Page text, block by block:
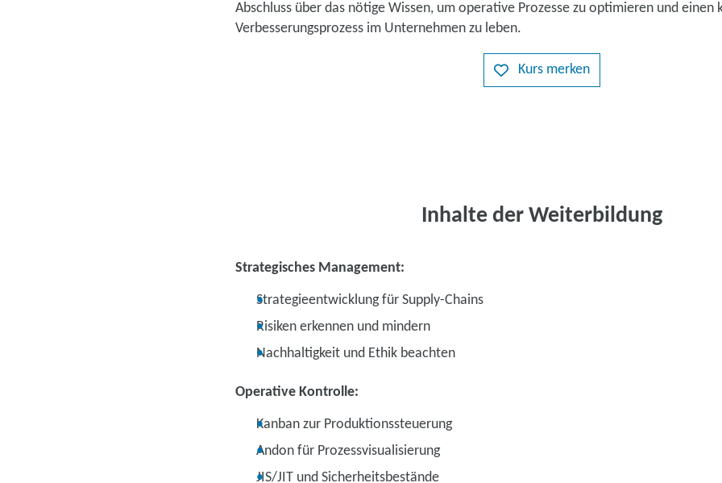
Abschluss über das nötige Wissen, um operative Prozesse zu optimieren und einen
Verbesserungsprozess im Unternehmen zu leben.
Kurs merken
Inhalte der Weiterbildung
Strategisches Management:
Strategieentwicklung für Supply-Chains
Risiken erkennen und mindern
Nachhaltigkeit und Ethik beachten
Operative Kontrolle:
Kanban zur Produktionssteuerung
Andon für Prozessvisualisierung
JIS/JIT und Sicherheitsbestände